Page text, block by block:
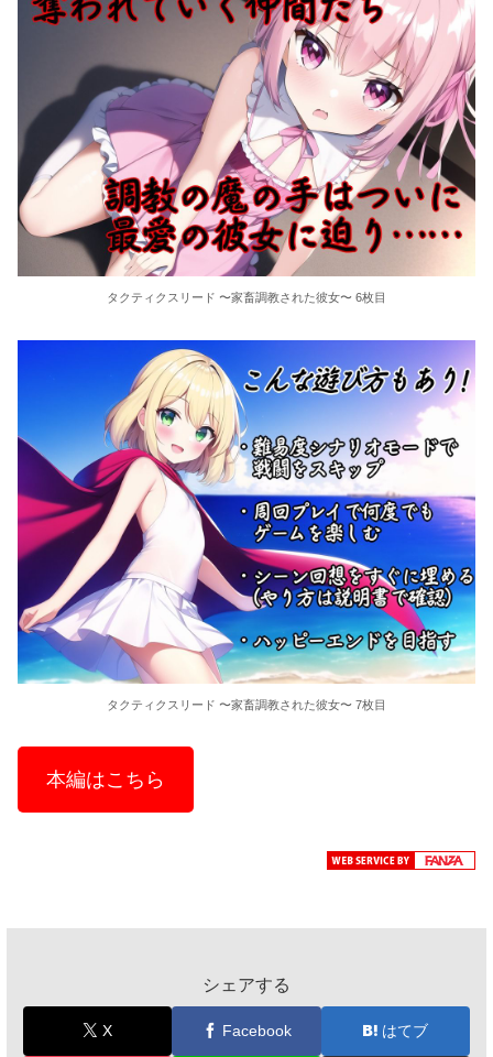
タクティクスリード 〜家畜調教された彼女〜 6枚目
タクティクスリード 〜家畜調教された彼女〜 7枚目
本編はこちら
シェアする
X Facebook はてブ